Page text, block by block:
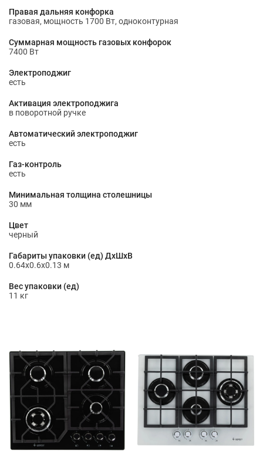
Правая дальняя конфорка
газовая, мощность 1700 Вт, одноконтурная
Суммарная мощность газовых конфорок
7400 Вт
Электроподжиг
есть
Активация электроподжига
в поворотной ручке
Автоматический электроподжиг
есть
Газ-контроль
есть
Минимальная толщина столешницы
30 мм
Цвет
черный
Габариты упаковки (ед) ДхШхВ
0.64x0.6x0.13 м
Вес упаковки (ед)
11 кг